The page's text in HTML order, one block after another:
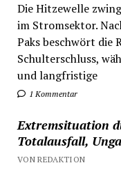
Die Hitzewelle
im Stromsektor.
Paks beschwört die
Schulterschluss,
und langfristige
1 Kommentar
Extremsituation
Totalausfall,
VON REDAKTION